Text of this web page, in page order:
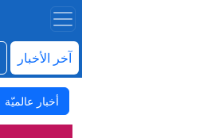
آخر الأخبار
أخبار عالميّة